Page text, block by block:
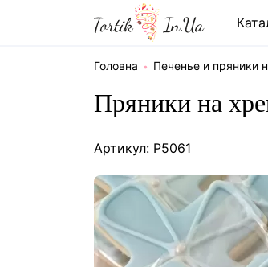
Головна Печенье и пряники
Пряники на
Артикул: P5061